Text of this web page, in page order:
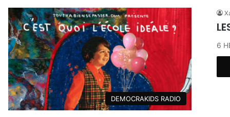
DEMOCRAKIDS RADIO
6